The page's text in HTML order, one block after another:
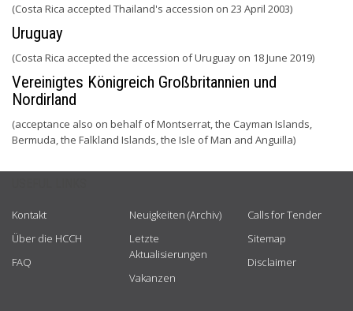
(Costa Rica accepted Thailand's accession on 23 April 2003)
Uruguay
(Costa Rica accepted the accession of Uruguay on 18 June 2019)
Vereinigtes Königreich Großbritannien und
Nordirland
(acceptance also on behalf of Montserrat, the Cayman Islands,
Bermuda, the Falkland Islands, the Isle of Man and Anguilla)
Kontakt
Über die HCCH
FAQ
Neuigkeiten (Archiv)
Letzte
Aktualisierungen
Vakanzen
Calls for Tender
Sitemap
Disclaimer